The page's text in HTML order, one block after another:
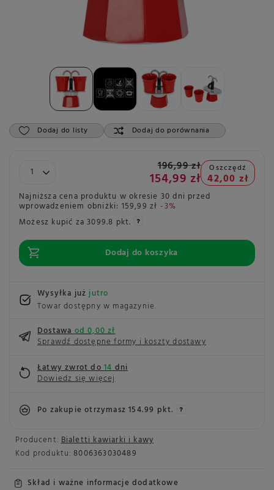
Dodaj do listy Dodaj do porównania
Producent: Bialetti kawiarki i kawy
Kod produktu: 8006363030489
Skład i ważne informacje dodatkowe
196,99 zł
154,99 zł
Oszczędź
42,00 zł
Najniższa cena produktu w okresie 30 dni przed
wprowadzeniem obniżki: 159,99 zł -3%
Możesz kupić za3099.8 pkt.
Dodaj do koszyka
Wysyłka jużjutro
Towar dostępny w magazynie
Dostawaod 0,00 zł
Sprawdź dostępne formy i koszty dostawy
Łatwy zwrot do14dni
Dowiedz się więcej
Po zakupie otrzymasz154.99 pkt.